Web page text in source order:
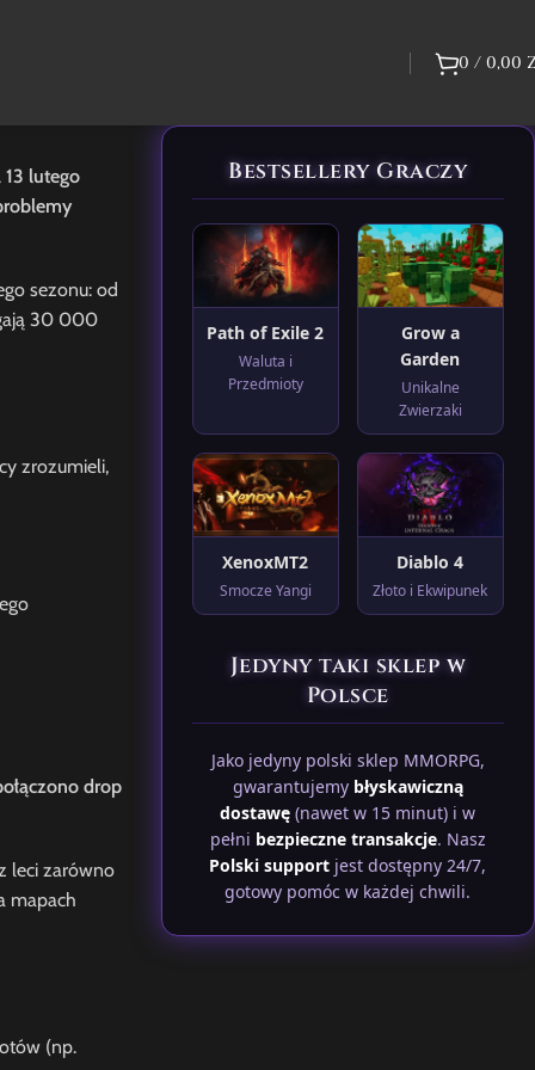
0 / 0,00
lutego
sezonu: od
30 000
zrozumieli,
drop
leci zarówno
mapach
(np.
Bestsellery Graczy
Path of Exile 2
Waluta i
Przedmioty
Grow a
Garden
Unikalne
Zwierzaki
XenoxMT2
Smocze Yangi
Diablo 4
Złoto i Ekwipunek
Jedyny taki sklep w
Polsce
Jako jedyny polski sklep MMORPG,
gwarantujemy błyskawiczną
dostawę (nawet w 15 minut) i w
pełni bezpieczne transakcje. Nasz
Polski support jest dostępny 24/7,
gotowy pomóc w każdej chwili.